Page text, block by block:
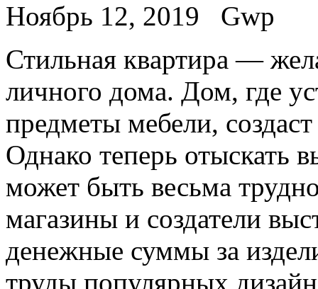
Ноябрь 12, 2019
Gwp
Стильнaя квaртирa —
личного дома. Дом, где
предметы мебели,
Однако теперь отыскать
может быть весьма
магазины и создатели
денежные суммы за
труды популярных